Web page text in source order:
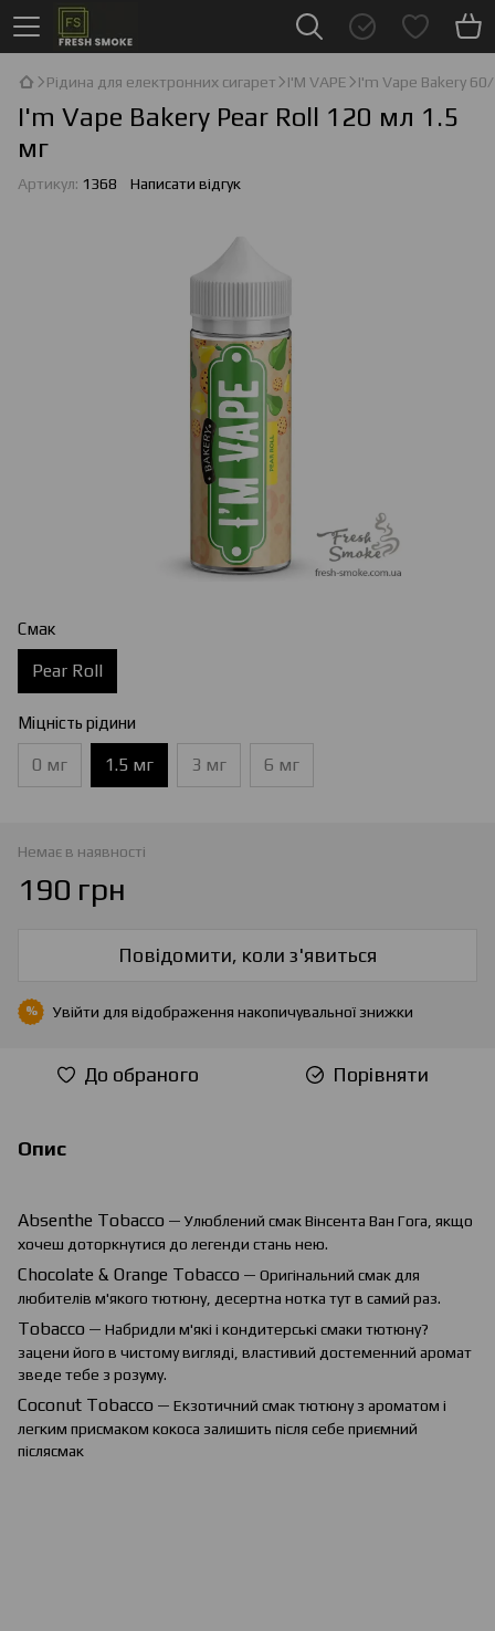
Рідина для електронних сигарет I'М VAPE I'm Vape Bakery
I'm Vape Bakery Pear Roll 120 мл 1.5
мг
Артикул: 1368 Написати відгук
Смак
Pear Roll
Міцність рідини
0 мг 1.5 мг 3 мг 6 мг
Немає в наявності
190 грн
Повідомити, коли з'явиться
% Увійти для відображення накопичувальної знижки
До обраного Порівняти
Опис
Absenthe Tobacco — Улюблений смак Вінсента Ван Гога, якщо
хочеш доторкнутися до легенди стань нею.
Chocolate & Orange Tobacco — Оригінальний смак для
любителів м'якого тютюну, десертна нотка тут в самий раз.
Tobacco — Набридли м'які і кондитерські смаки тютюну?
зацени його в чистому вигляді, властивий достеменний аромат
зведе тебе з розуму.
Coconut Tobacco — Екзотичний смак тютюну з ароматом і
легким присмаком кокоса залишить після себе приємний
післясмак